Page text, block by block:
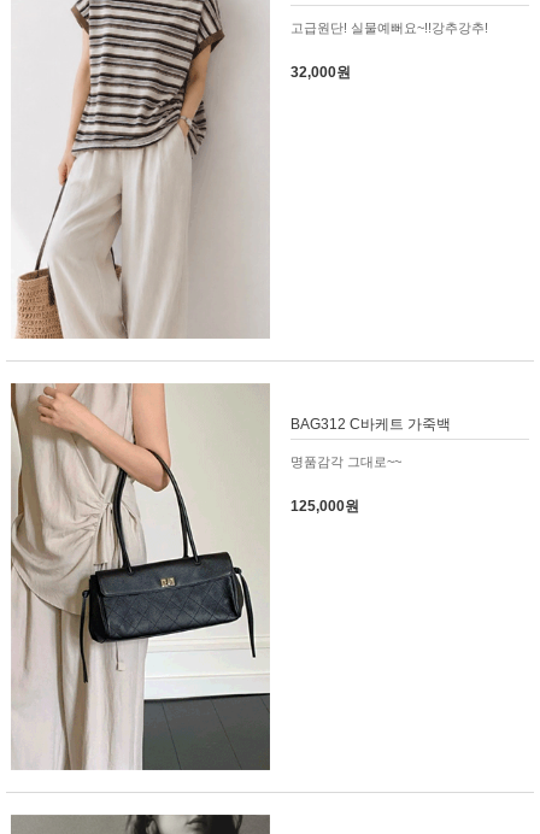
고급원단! 실물예뻐요~!!강추강추!
32,000원
BAG312 C바케트 가죽백
명품감각 그대로~~
125,000원